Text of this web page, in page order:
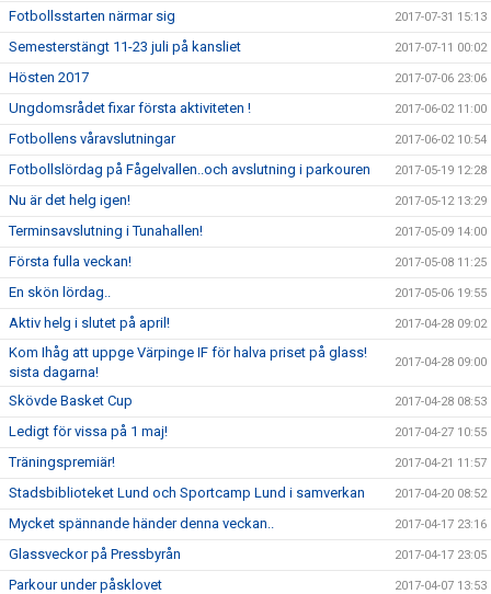
Fotbollsstarten närmar sig 2017-07-31 15:13
Semesterstängt 11-23 juli på kansliet 2017-07-11 00:02
Hösten 2017 2017-07-06 23:06
Ungdomsrådet fixar första aktiviteten ! 2017-06-02 11:00
Fotbollens våravslutningar 2017-06-02 10:54
Fotbollslördag på Fågelvallen..och avslutning i parkouren 2017-05-19 12:28
Nu är det helg igen! 2017-05-12 13:29
Terminsavslutning i Tunahallen! 2017-05-09 14:00
Första fulla veckan! 2017-05-08 11:25
En skön lördag.. 2017-05-06 19:55
Aktiv helg i slutet på april! 2017-04-28 09:02
Kom Ihåg att uppge Värpinge IF för halva priset på glass!
sista dagarna!
2017-04-28 09:00
Skövde Basket Cup 2017-04-28 08:53
Ledigt för vissa på 1 maj! 2017-04-27 10:55
Träningspremiär! 2017-04-21 11:57
Stadsbiblioteket Lund och Sportcamp Lund i samverkan 2017-04-20 08:52
Mycket spännande händer denna veckan.. 2017-04-17 23:16
Glassveckor på Pressbyrån 2017-04-17 23:05
Parkour under påsklovet 2017-04-07 13:53